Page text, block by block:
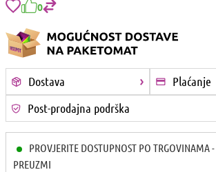
0
Dostava
Plaćanje
Post-prodajna podrška
PROVJERITE DOSTUPNOST PO TRGOVINAMA
PREUZMI